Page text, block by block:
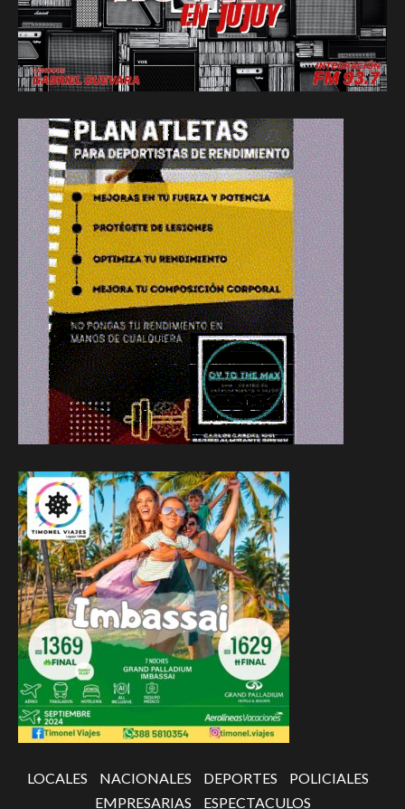
LOCALES NACIONALES DEPORTES
POLICIALES
EMPRESARIAS
ESPECTACULOS